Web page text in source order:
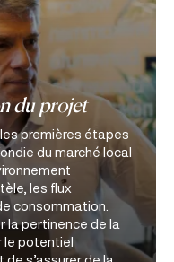
du projet
premières étapes
du marché local
les flux
consommation.
la pertinence de la
le potentiel